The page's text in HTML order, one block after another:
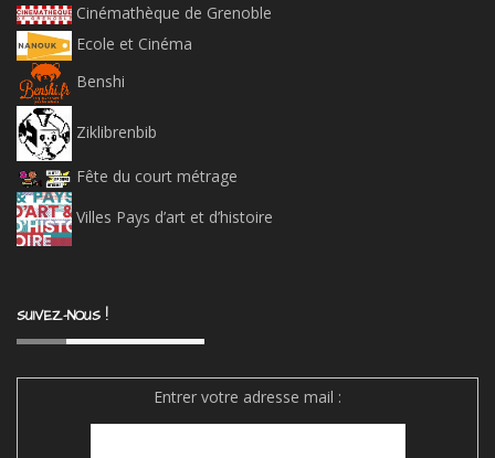
Cinémathèque de Grenoble
Ecole et Cinéma
Benshi
Ziklibrenbib
Fête du court métrage
Villes Pays d’art et d’histoire
SUIVEZ-NOUS !
Entrer votre adresse mail :